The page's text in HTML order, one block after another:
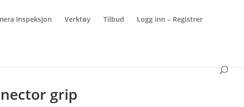
Inspeksjon Verktøy Tilbud Logg inn – Registrer
grip